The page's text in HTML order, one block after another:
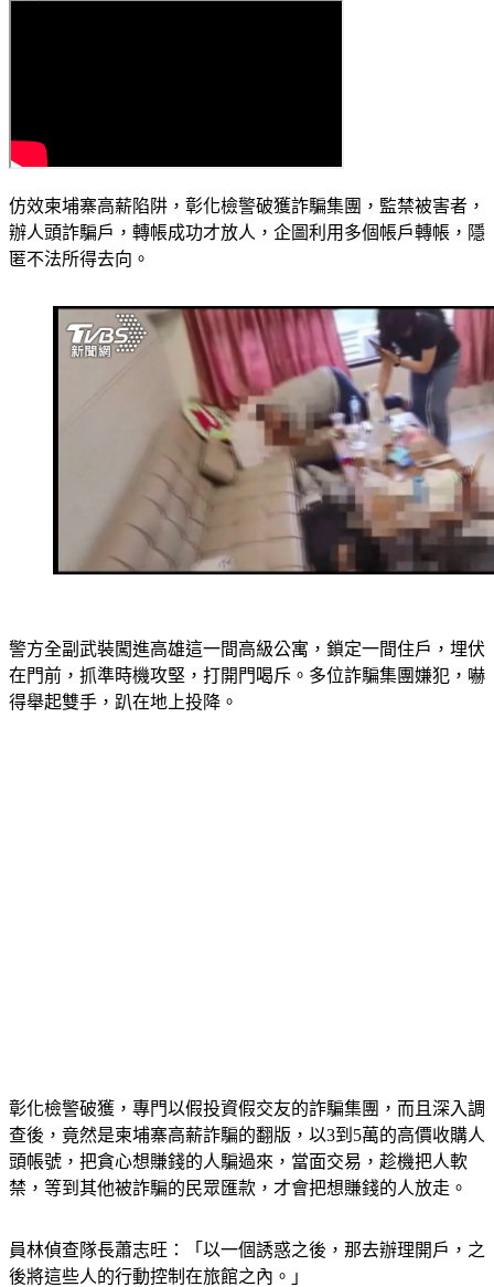
仿效柬埔寨高薪陷阱，彰化檢警破獲詐騙集團，監禁被害者，
辦人頭詐騙戶，轉帳成功才放人，企圖利用多個帳戶轉帳，隱
匿不法所得去向。
警方全副武裝闖進高雄這一間高級公寓，鎖定一間住戶，埋伏
在門前，抓準時機攻堅，打開門喝斥。多位詐騙集團嫌犯，嚇
得舉起雙手，趴在地上投降。
彰化檢警破獲，專門以假投資假交友的詐騙集團，而且深入調
查後，竟然是柬埔寨高薪詐騙的翻版，以3到5萬的高價收購人
頭帳號，把貪心想賺錢的人騙過來，當面交易，趁機把人軟
禁，等到其他被詐騙的民眾匯款，才會把想賺錢的人放走。
員林偵查隊長蕭志旺：「以一個誘惑之後，那去辦理開戶，之
後將這些人的行動控制在旅館之內。」